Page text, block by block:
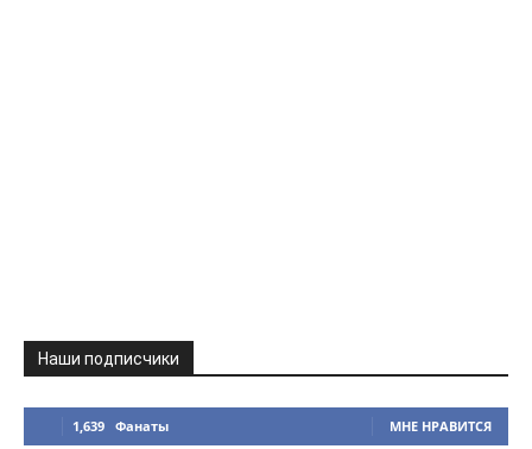
Наши подписчики
1,639 Фанаты МНЕ НРАВИТСЯ